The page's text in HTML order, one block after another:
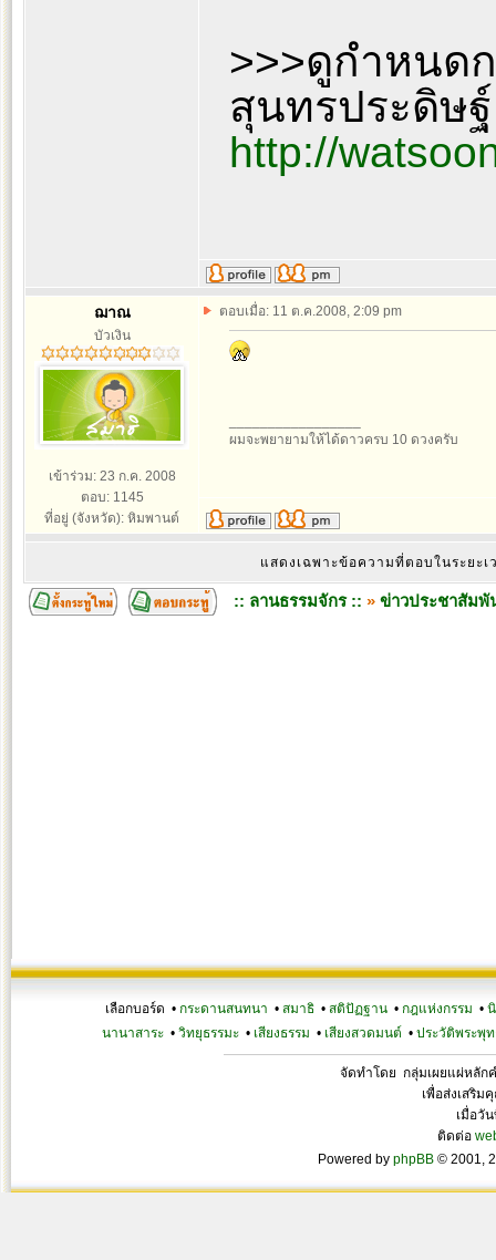
>>>ดูกำหนด
สุนทรประดิษ
http://
ฌาณ
บัวเงิน
เข้าร่วม: 23 ก.ค. 2008
ตอบ: 1145
ที่อยู่ (จังหวัด): หิมพานต์
ตอบเมื่อ: 11 ต.ค.2008, 2:09 pm
ผมจะพยายามให้ได้ดาวครบ 10 ดวงครับ
แสดงเฉพาะข้อความที่ตอบในระยะ
:: ลานธรรมจักร :: » ข่าวประชาสัมพั
เลือกบอร์ด • กระดานสนทนา • สมาธิ • สติปัฏฐาน • กฎแห่งกรรม •
นานาสาระ• วิทยุธรรมะ• เสียงธรรม • เสียงสวดมนต์ • ประวัติพระพุท
จัดทำโดย กลุ่มเผยแผ่หลัก
เพื่อส่งเสริม
เมื่อวั
ติดต่อ
Powered by phpBB © 2001,